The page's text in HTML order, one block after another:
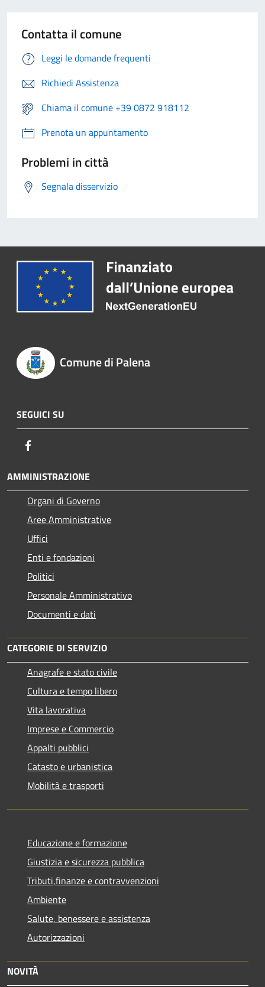
Contatta il comune
Leggi le domande frequenti
Richiedi Assistenza
Chiama il comune +39 0872 918112
Prenota un appuntamento
Problemi in città
Segnala disservizio
Comune di Palena
SEGUICI SU
AMMINISTRAZIONE
Organi di Governo
Aree Amministrative
Uffici
Enti e fondazioni
Politici
Personale Amministrativo
Documenti e dati
CATEGORIE DI SERVIZIO
Anagrafe e stato civile
Cultura e tempo libero
Vita lavorativa
Imprese e Commercio
Appalti pubblici
Catasto e urbanistica
Mobilità e trasporti
Educazione e formazione
Giustizia e sicurezza pubblica
Tributi,finanze e contravvenzioni
Ambiente
Salute, benessere e assistenza
Autorizzazioni
NOVITÀ